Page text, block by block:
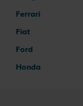
Ferrari
Fiat
Ford
Honda